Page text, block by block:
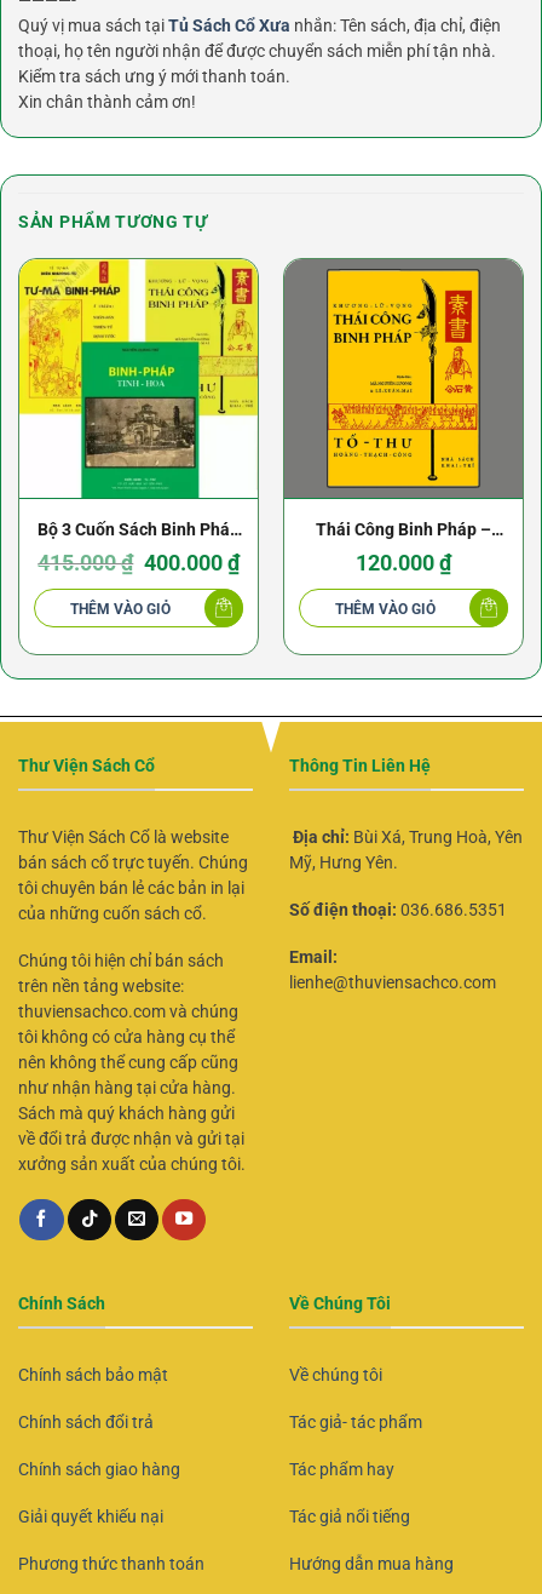
Quý vị mua sách tạiTủ Sách Cổ Xưa nhắn: Tên sách, địa chỉ, điện
thoại, họ tên người nhận để được chuyển sách miễn phí tận nhà.
Kiểm tra sách ưng ý mới thanh toán.
Xin chân thành cảm ơn!
SẢN PHẨM TƯƠNG TỰ
Bộ 3 Cuốn Sách Binh Pháp
Kinh Điển
415.000₫ Giá
gốc
415.000 ₫.
400.000₫Giá
hiện
là:
400.000 ₫.
THÊM VÀO GIỎ
Thái Công Binh Pháp –
Khương Lữ Vọng (NXB
Khai Trí 1967)
120.000₫
THÊM VÀO GIỎ
Thư Viện Sách Cổ
Thư Viện Sách Cổ là website
bán sách cổ trực tuyến. Chúng
tôi chuyên bán lẻ các bản in lại
của những cuốn sách cổ.
Chúng tôi hiện chỉ bán sách
trên nền tảng website:
thuviensachco.com và chúng
tôi không có cửa hàng cụ thể
nên không thể cung cấp cũng
như nhận hàng tại cửa hàng.
Sách mà quý khách hàng gửi
về đổi trả được nhận và gửi tại
xưởng sản xuất của chúng tôi.
Thông Tin Liên Hệ
Địa chỉ: Bùi Xá, Trung Hoà, Yên
Mỹ, Hưng Yên.
Số điện thoại: 036.686.5351
Email:
lienhe@thuviensachco.com
Chính Sách
Chính sách bảo mật
Chính sách đổi trả
Chính sách giao hàng
Giải quyết khiếu nại
Phương thức thanh toán
Về Chúng Tôi
Về chúng tôi
Tác giả- tác phẩm
Tác phẩm hay
Tác giả nổi tiếng
Hướng dẫn mua hàng